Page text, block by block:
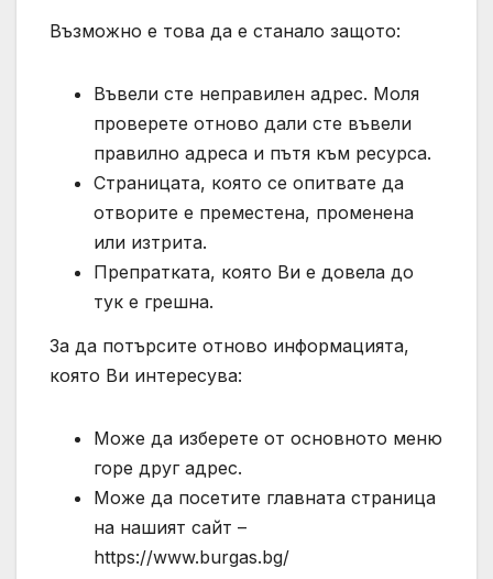
Възможно е това да е станало защото:
Въвели сте неправилен адрес. Моля
проверете отново дали сте въвели
правилно адреса и пътя към ресурса.
Страницата, която се опитвате да
отворите е преместена, променена
или изтрита.
Препратката, която Ви е довела до
тук е грешна.
За да потърсите отново информацията,
която Ви интересува:
Може да изберете от основното меню
горе друг адрес.
Може да посетите главната страница
на нашият сайт –
https://www.burgas.bg/